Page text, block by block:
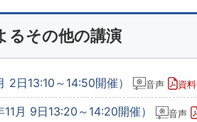
るその他の講演
2日13:10～14:50開催） 音声 資料
月 9日13:20～14:20開催） 音声